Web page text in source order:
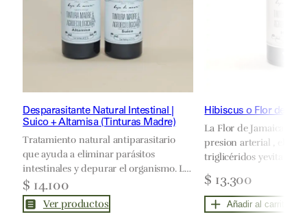
Desparasitante Natural Intestinal |
Suico + Altamisa (Tinturas Madre)
Tratamiento natural antiparasitario
que ayuda a eliminar parásitos
intestinales y depurar el organismo. La
combinación de Suico y Altamisa
potencia la limpieza interna y fortalece
las defensas. Ideal para procesos de
$ 14.100
Ver productos
Hibiscus o Flor de
La Flor de Jamaica o
presion arterial , el
triglicéridos yevita
diurética y depurativa
al control de peso, es
rejuvenecedora y
stress y enfermedades
$ 13.300
Añadir al carrito